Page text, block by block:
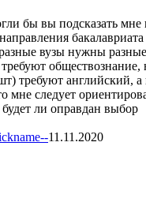
бы вы подсказать мне
бакалавриата
вузы нужны
обществознание,
требуют английский, а
мне следует
ли оправдан выбор
11.11.2020